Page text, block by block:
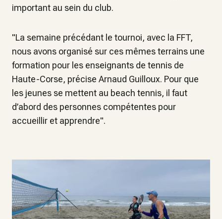
important au sein du club.
"La semaine précédant le tournoi, avec la FFT,
nous avons organisé sur ces mêmes terrains une
formation pour les enseignants de tennis de
Haute-Corse, précise Arnaud Guilloux. Pour que
les jeunes se mettent au beach tennis, il faut
d’abord des personnes compétentes pour
accueillir et apprendre".